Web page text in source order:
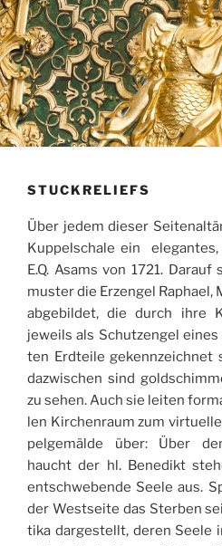
STUCKRELIEFS
Über jedem die­ser
Kup­pel­scha­le ein
E.Q. Asams von 1721.
mus­ter die Erz­engel Rapha­el,
abge­bil­det, die durch ihre
jeweils als Schutz­en­gel
ten Erd­tei­le gekenn­zeich­net
dazwi­schen sind
zu sehen. Auch sie lei­ten
len Kir­chen­raum zum
pel­ge­mäl­de über: Über
haucht der hl. Bene­dikt
ent­schwe­ben­de See­le aus.
der West­sei­te das Ster­ben
tika dar­ge­stellt, deren See­le